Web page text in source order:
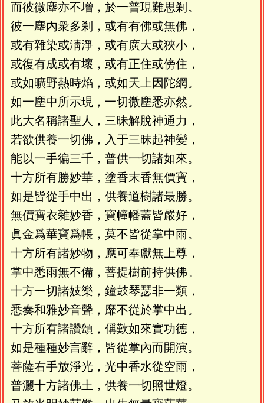
而彼微塵亦不增，於一普現難思剎。
彼一塵內衆多剎，或有有佛或無佛，
或有雜染或淸淨，或有廣大或狹小，
或復有成或有壞，或有正住或傍住，
或如曠野熱時焰，或如天上因陀網。
如一塵中所示現，一切微塵悉亦然。
此大名稱諸聖人，三昧解脫神通力，
若欲供養一切佛，入于三昧起神變，
能以一手徧三千，普供一切諸如來。
十方所有勝妙華，塗香末香無價寶，
如是皆從手中出，供養道樹諸最勝。
無價寶衣雜妙香，寶幢幡蓋皆嚴好，
眞金爲華寶爲帳，莫不皆從掌中雨。
十方所有諸妙物，應可奉獻無上尊，
掌中悉雨無不備，菩提樹前持供佛。
十方一切諸妓樂，鐘鼓琴瑟非一類，
悉奏和雅妙音聲，靡不從於掌中出。
十方所有諸讚頌，偁歎如來實功德，
如是種種妙言辭，皆從掌內而開演。
菩薩右手放淨光，光中香水從空雨，
普灑十方諸佛土，供養一切照世燈。